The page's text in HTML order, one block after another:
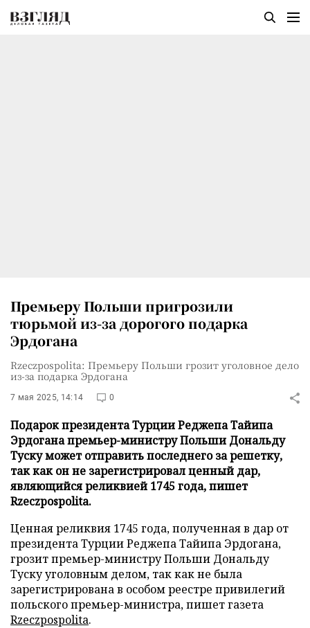
Премьеру Польши пригрозили
тюрьмой из-за дорогого подарка
Эрдогана
Rzeczpospolita: Премьеру Польши грозит уголовное дело
из-за подарка Эрдогана
7 мая 2025, 14:14 0
Подарок президента Турции Реджепа Тайипа
Эрдогана премьер-министру Польши Дональду
Туску может отправить последнего за решетку,
так как он не зарегистрировал ценный дар,
являющийся реликвией 1745 года, пишет
Rzeczpospolita.
Ценная реликвия 1745 года, полученная в дар от
президента Турции Реджепа Тайипа Эрдогана,
грозит премьер-министру Польши Дональду
Туску уголовным делом, так как не была
зарегистрирована в особом реестре привилегий
польского премьер-министра, пишет газета
Rzeczpospolita.